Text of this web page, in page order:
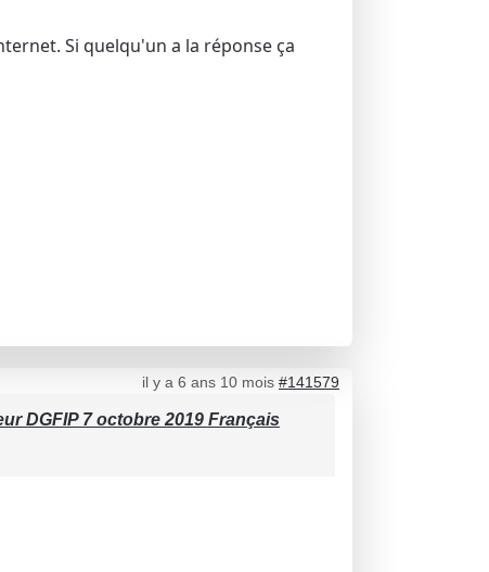
Si quelqu'un a la réponse ça
il y a 6 ans 10 mois #141579
DGFIP 7 octobre 2019 Français